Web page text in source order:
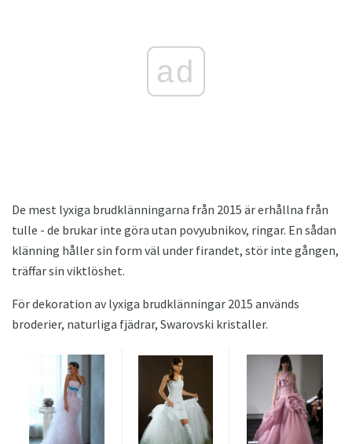
ad
De mest lyxiga brudklänningarna från 2015 är erhållna från
tulle - de brukar inte göra utan povyubnikov, ringar. En sådan
klänning håller sin form väl under firandet, stör inte gången,
träffar sin viktlöshet.
För dekoration av lyxiga brudklänningar 2015 används
broderier, naturliga fjädrar, Swarovski kristaller.